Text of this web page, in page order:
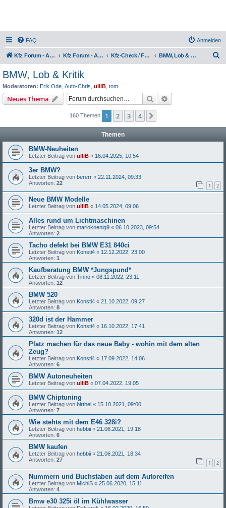
FAQ Anmelden
Kfz Forum - Auto, Motorrad und LKW Kfz Forum - Auto, Motorrad und LKW Kfz-Check / Fahrzeugbewertung / Lob & Tadel / Berichte & Erfahrungen BMW, Lob & Kritik
BMW, Lob & Kritik
Moderatoren: Erik.Ode Auto-Chris ulliB tom
Neues Thema Suche
160 Themen 1 2 3 4
Themen
BMW-Neuheiten
Letzter Beitrag von ulliB « 16.04.2025, 10:54
3er BMW?
Letzter Beitrag von bererr « 22.11.2024, 09:33
Antworten: 22 1 2
Neue BMW Modelle
Letzter Beitrag von ulliB « 14.05.2024, 09:06
Alles rund um Lichtmaschinen
Letzter Beitrag von mariokoenig9 « 06.10.2023, 09:54
Antworten: 2
Tacho defekt bei BMW E31 840ci
Letzter Beitrag von Konsti4 « 12.12.2022, 23:00
Antworten: 1
Kaufberatung BMW *Jungspund*
Letzter Beitrag von Tinno « 08.11.2022, 23:11
Antworten: 12
BMW 520
Letzter Beitrag von Konsti4 « 21.10.2022, 09:27
Antworten: 8
320d ist der Hammer
Letzter Beitrag von Konsti4 « 16.10.2022, 17:41
Antworten: 12
Platz machen für das neue Baby - wohin mit dem alten
Zeug?
Letzter Beitrag von Konsti4 « 17.09.2022, 14:06
Antworten: 6
BMW Autoneuheiten
Letzter Beitrag von ulliB « 07.04.2022, 19:05
BMW Chiptuning
Letzter Beitrag von birthel « 15.10.2021, 09:00
Antworten: 7
Wie stehts mit dem E46 328i?
Letzter Beitrag von hebbii « 21.06.2021, 19:18
Antworten: 6
BMW kaufen
Letzter Beitrag von hebbii « 21.06.2021, 18:34
Antworten: 27 1 2
Nummern und Buchstaben auf dem Autoreifen
Letzter Beitrag von MichiS « 25.06.2020, 15:11
Antworten: 4
Bmw e30 325i öl im Kühlwasser